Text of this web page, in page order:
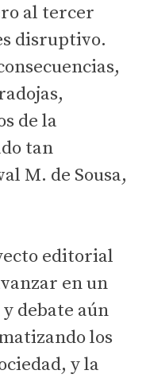
al tercer
disruptivo.
de la
tan
M. de Sousa,
editorial
en un
debate aún
los
y la